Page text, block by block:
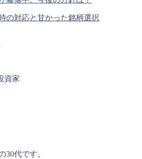
の対応と甘かった銘柄選択
資家
30代です。